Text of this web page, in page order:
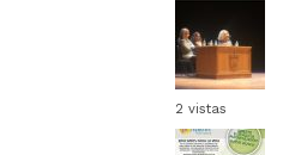
2 vistas